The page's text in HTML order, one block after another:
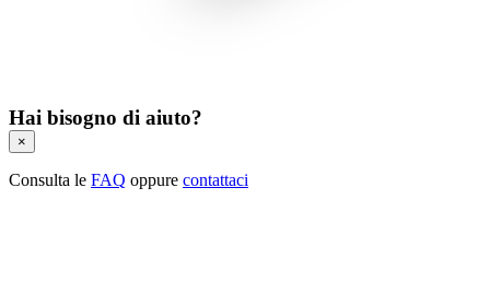
Hai bisogno di aiuto?
×
Consulta le FAQ oppure contattaci